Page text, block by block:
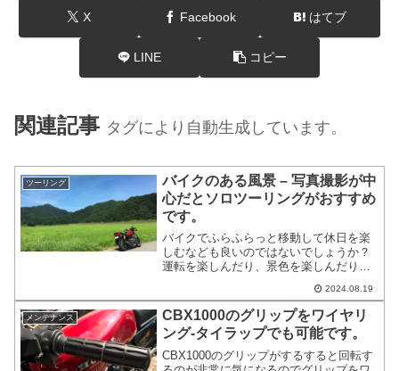
X Facebook はてブ
LINE コピー
関連記事 タグにより自動生成しています。
ツーリング
バイクのある風景 – 写真撮影が中
心だとソロツーリングがおすすめ
です。
バイクでふらふらっと移動して休日を楽
しむなども良いのではないでしょうか？
運転を楽しんだり、景色を楽しんだり、
インでなくても釣りやキャンプでの気軽
な移動手段としても活用できます。
2024.08.19
メンテナンス
CBX1000のグリップをワイヤリ
ング-タイラップでも可能です。
CBX1000のグリップがするすると回転す